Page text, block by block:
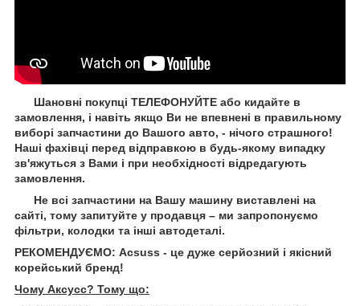
Шановні покупці ТЕЛЕФОНУЙТЕ або кидайте в
замовлення, і навіть якщо Ви не впевнені в правильному
виборі запчастини до Вашого авто, - нічого страшного!
Наші фахівці перед відправкою в будь-якому випадку
зв'яжуться з Вами і при необхідності відредагують
замовлення.
Не всі запчастини на Вашу машину виставлені на
сайті, тому запитуйте у продавця – ми запропонуємо
фільтри, колодки та інші автодеталі.
РЕКОМЕНДУЄМО: Acsuss - це дуже серйозний і якісний
корейський бренд!
Чому Aксусс? Тому що: